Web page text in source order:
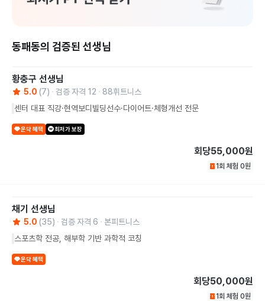
동패동의 검증된 선생님
황충구 선생님
5.0 (7) 검증 자격 12
88휘트니스
센터 대표 직강·현역보디빌딩선수·다이어트·체형개선 전문
운닥 혜택 최저가 보장
회당55,000원
1회 체험 0원
채기 선생님
5.0 (35) 검증 자격 6
본피트니스
스포츠학 전공, 해부학 기반 과학적 코칭
운닥 혜택
회당50,000원
1회 체험 0원